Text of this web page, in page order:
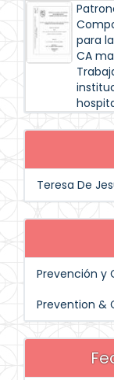
para
CA
Teresa De
Prevención y
Prevention &